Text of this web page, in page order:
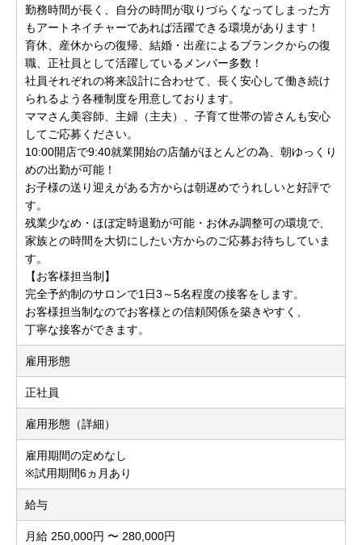
勤務時間が長く、自分の時間が取りづらくなってしまった方
もアートネイチャーであれば活躍できる環境があります！
育休、産休からの復帰、結婚・出産によるブランクからの復
職、正社員として活躍しているメンバー多数！
社員それぞれの将来設計に合わせて、長く安心して働き続け
られるよう各種制度を用意しております。
ママさん美容師、主婦（主夫）、子育て世帯の皆さんも安心
してご応募ください。
10:00開店で9:40就業開始の店舗がほとんどの為、朝ゆっくり
めの出勤が可能！
お子様の送り迎えがある方からは朝遅めでうれしいと好評で
す。
残業少なめ・ほぼ定時退勤が可能・お休み調整可の環境で、
家族との時間を大切にしたい方からのご応募お待ちしていま
す。
【お客様担当制】
完全予約制のサロンで1日3～5名程度の接客をします。
お客様担当制なのでお客様との信頼関係を築きやすく、
丁寧な接客ができます。
雇用形態
正社員
雇用形態（詳細）
雇用期間の定めなし
※試用期間6ヵ月あり
給与
月給 250,000円 〜 280,000円